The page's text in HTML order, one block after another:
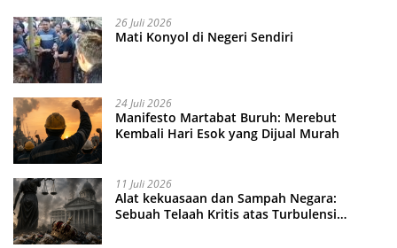
26 Juli 2026
Mati Konyol di Negeri Sendiri
24 Juli 2026
Manifesto Martabat Buruh: Merebut
Kembali Hari Esok yang Dijual Murah
11 Juli 2026
Alat kekuasaan dan Sampah Negara:
Sebuah Telaah Kritis atas Turbulensi